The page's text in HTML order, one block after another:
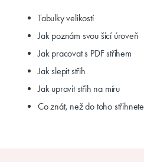
Tabulky velikostí
Jak poznám svou šicí úroveň
Jak pracovat s PDF střihem
Jak slepit střih
Jak upravit střih na míru
Co znát, než do toho střihnete